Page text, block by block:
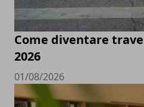
Come diventare
2026
01/08/2026